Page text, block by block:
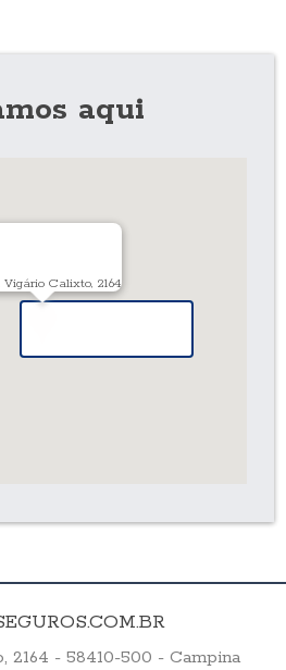
aqui
Vigário Calixto, 2164
2164 - 58410-500 - Campina